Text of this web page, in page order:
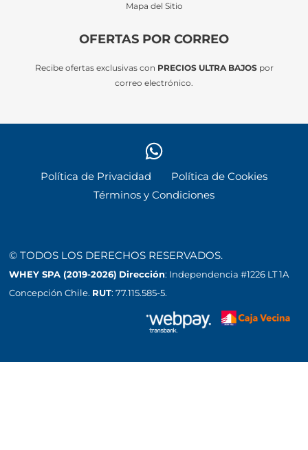
Mapa del Sitio
OFERTAS POR CORREO
Recibe ofertas exclusivas con PRECIOS ULTRA BAJOSpor
correo electrónico.
Política de Privacidad
Política de Cookies
Términos y Condiciones
© TODOS LOS DERECHOS RESERVADOS.
WHEY SPA (2019-2026) Dirección: Independencia #1226 LT 1A
Concepción Chile. RUT: 77.115.585-5.